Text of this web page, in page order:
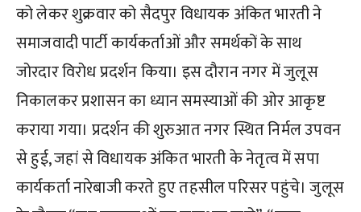
को लेकर शुक्रवार को सैदपुर विधायक अंकित भारती ने
समाजवादी पार्टी कार्यकर्ताओं और समर्थकों के साथ
जोरदार विरोध प्रदर्शन किया। इस दौरान नगर में जुलूस
निकालकर प्रशासन का ध्यान समस्याओं की ओर आकृष्ट
कराया गया। प्रदर्शन की शुरुआत नगर स्थित निर्मल उपवन
से हुई, जहां से विधायक अंकित भारती के नेतृत्व में सपा
कार्यकर्ता नारेबाजी करते हुए तहसील परिसर पहुंचे। जुलूस